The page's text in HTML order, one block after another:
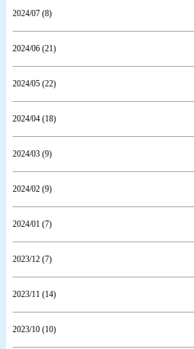
2024/07 (8)
2024/06 (21)
2024/05 (22)
2024/04 (18)
2024/03 (9)
2024/02 (9)
2024/01 (7)
2023/12 (7)
2023/11 (14)
2023/10 (10)